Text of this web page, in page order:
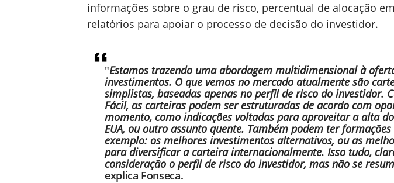
informações sobre o grau de risco, percentual de alocação
relatórios para apoiar o processo de decisão do investidor.
"Estamos trazendo uma abordagem multidimensional à
investimentos. O que vemos no mercado atualmente são
simplistas, baseadas apenas no perfil de risco do investidor.
Fácil, as carteiras podem ser estruturadas de acordo com
momento, como indicações voltadas para aproveitar a alta
EUA, ou outro assunto quente. Também podem ter
exemplo: os melhores investimentos alternativos, ou as
para diversificar a carteira internacionalmente. Isso tudo,
consideração o perfil de risco do investidor, mas não se
explica Fonseca.